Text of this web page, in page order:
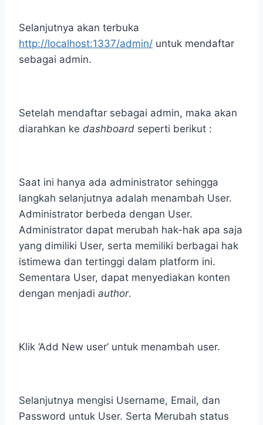
Selanjutnya akan terbuka
http://localhost:1337/admin/ untuk mendaftar
sebagai admin.
Setelah mendaftar sebagai admin, maka akan
diarahkan ke dashboard seperti berikut :
Saat ini hanya ada administrator sehingga
langkah selanjutnya adalah menambah User.
Administrator berbeda dengan User.
Administrator dapat merubah hak-hak apa saja
yang dimiliki User, serta memiliki berbagai hak
istimewa dan tertinggi dalam platform ini.
Sementara User, dapat menyediakan konten
dengan menjadi author.
Klik ‘Add New user’ untuk menambah user.
Selanjutnya mengisi Username, Email, dan
Password untuk User. Serta Merubah status